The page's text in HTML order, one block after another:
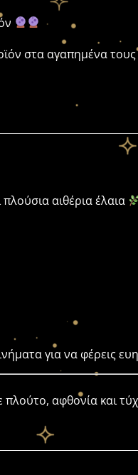
στα αγαπημένα
πλούσια αιθέρια έλαια
για να φέρεις
αφθονία και